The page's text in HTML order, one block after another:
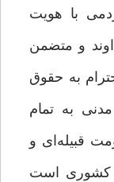
با هویت
و متضمن
به حقوق
به تمام
قبیله‌ای و
کشوری است